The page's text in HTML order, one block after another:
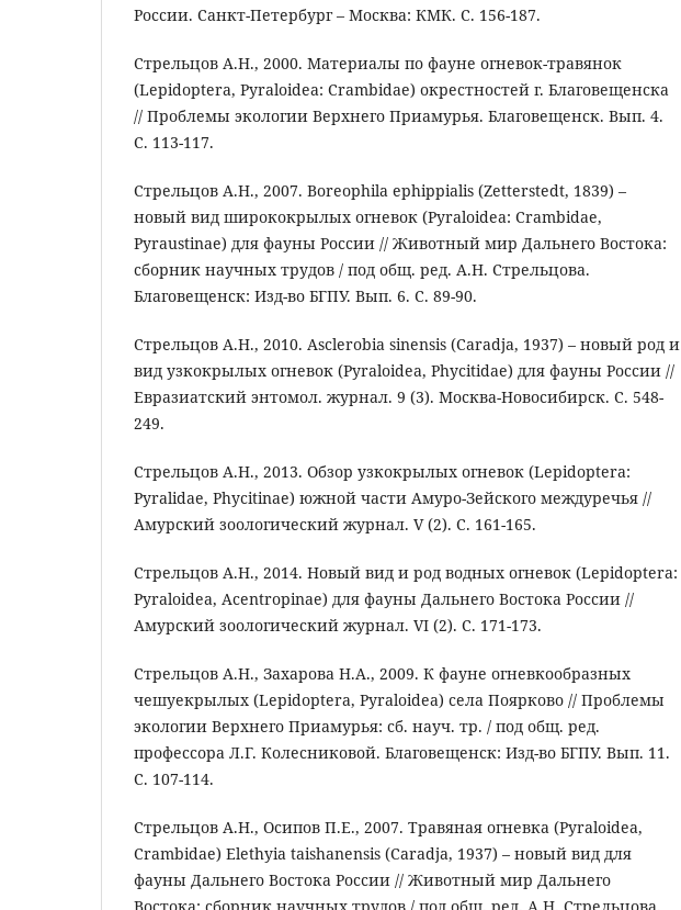
России. Санкт-Петербург – Москва: КМК. С. 156-187.
Стрельцов А.Н., 2000. Материалы по фауне огневок-травянок
(Lepidoptera, Pyraloidea: Crambidae) окрестностей г. Благовещенска
// Проблемы экологии Верхнего Приамурья. Благовещенск. Вып. 4.
С. 113-117.
Стрельцов А.Н., 2007. Boreophila ephippialis (Zetterstedt, 1839) –
новый вид ширококрылых огневок (Pyraloidea: Crambidae,
Pyraustinae) для фауны России // Животный мир Дальнего Востока:
сборник научных трудов / под общ. ред. А.Н. Стрельцова.
Благовещенск: Изд-во БГПУ. Вып. 6. С. 89-90.
Стрельцов А.Н., 2010. Asclerobia sinensis (Caradja, 1937) – новый род и
вид узкокрылых огневок (Pyraloidea, Phycitidae) для фауны России //
Евразиатский энтомол. журнал. 9 (3). Москва-Новосибирск. С. 548-
249.
Стрельцов А.Н., 2013. Обзор узкокрылых огневок (Lepidoptera:
Pyralidae, Phycitinae) южной части Амуро-Зейского междуречья //
Амурский зоологический журнал. V (2). С. 161-165.
Стрельцов А.Н., 2014. Новый вид и род водных огневок (Lepidoptera:
Pyraloidea, Acentropinae) для фауны Дальнего Востока России //
Амурский зоологический журнал. VI (2). C. 171-173.
Стрельцов А.Н., Захарова Н.А., 2009. К фауне огневкообразных
чешуекрылых (Lepidoptera, Pyraloidea) села Поярково // Проблемы
экологии Верхнего Приамурья: cб. науч. тр. / под общ. ред.
профессора Л.Г. Колесниковой. Благовещенск: Изд-во БГПУ. Вып. 11.
С. 107-114.
Стрельцов А.Н., Осипов П.Е., 2007. Травяная огневка (Pyraloidea,
Crambidae) Elethyia taishanensis (Caradja, 1937) – новый вид для
фауны Дальнего Востока России // Животный мир Дальнего